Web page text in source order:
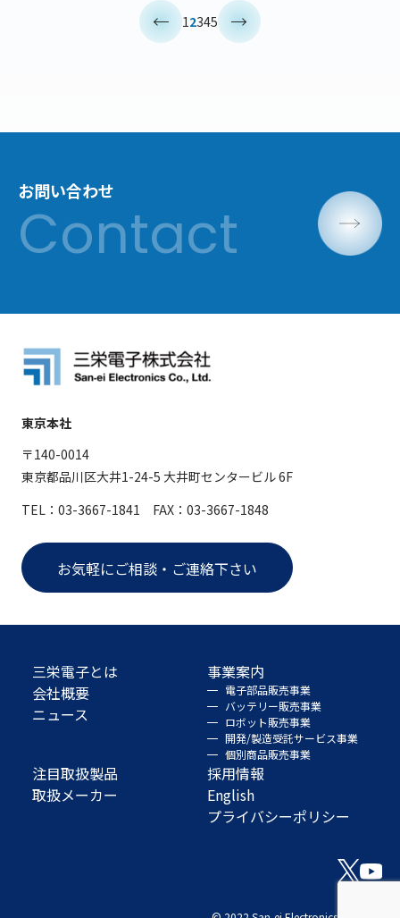
12345
お問い合わせ
東京本社
〒140-0014
東京都品川区大井1-24-5 大井町センタービル 6F
TEL：03-3667-1841 FAX：03-3667-1848
お気軽にご相談・ご連絡下さい
三栄電子とは
会社概要
ニュース
事業案内
電子部品販売事業
バッテリー販売事業
ロボット販売事業
開発/製造受託サービス事業
個別商品販売事業
注目取扱製品
取扱メーカー
採用情報
English
プライバシーポリシー